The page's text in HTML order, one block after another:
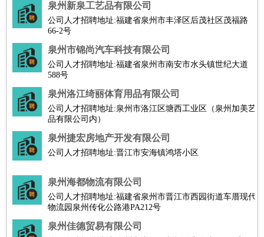
泉州新泉工艺品有限公司
公司人才招聘地址:福建省泉州市丰泽区后茂社区茂福路
66-2号
泉州市锦尚汽车科技有限公司
公司人才招聘地址:福建省泉州市南安市水头镇世纪大道
588号
泉州洛江绮丽体育用品有限公司
公司人才招聘地址:泉州市洛江区塘西工业区（泉州加美艺
品有限公司内）
泉州捷宏房地产开发有限公司
公司人才招聘地址:晋江市安海镇鸿塔小区
泉州海都物流有限公司
公司人才招聘地址:福建省泉州市晋江市西园街道车厝现代
物流园泉州传化公路港PA212号
泉州佳德贸易有限公司